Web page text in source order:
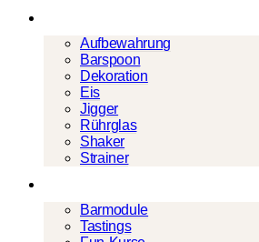
Aufbewahrung
Barspoon
Dekoration
Eis
Jigger
Rührglas
Shaker
Strainer
Barmodule
Tastings